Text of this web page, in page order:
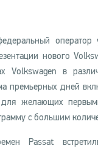
оператор
нового
Volkswagen в
премьерных дней
для желающих
с большим
Passat